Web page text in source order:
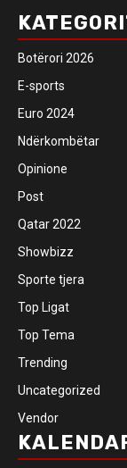
Botërori 2026
E-sports
Euro 2024
Ndërkombëtar
Opinione
Post
Qatar 2022
Showbizz
Sporte tjera
Top Ligat
Top Tema
Trending
Uncategorized
Vendor